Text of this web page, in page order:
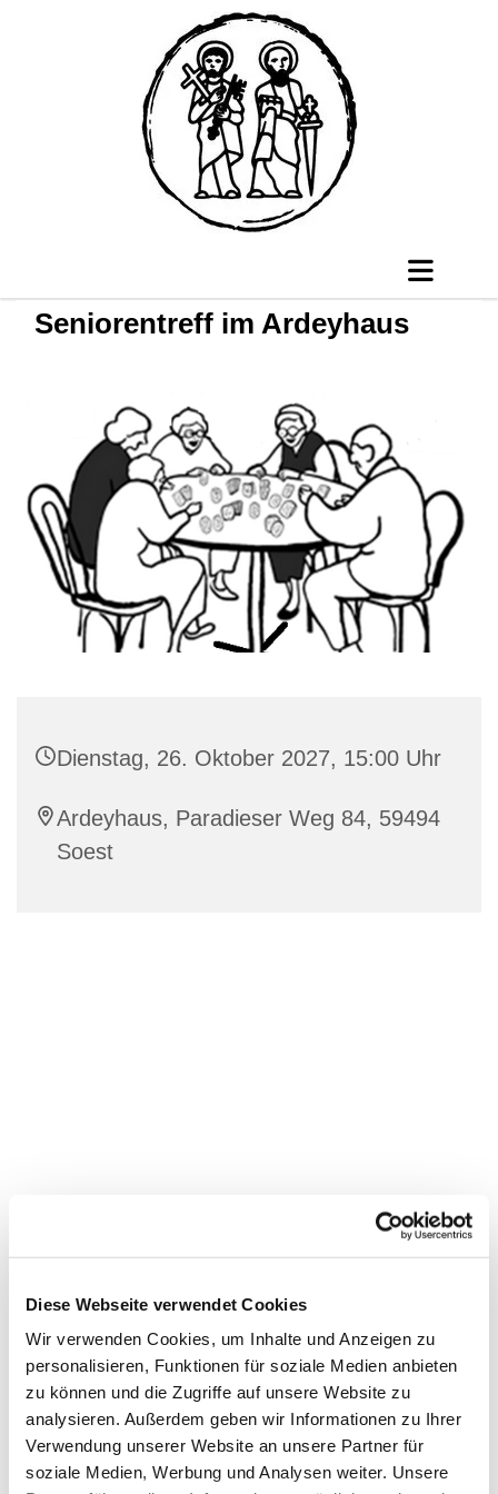
Diese Webseite verwendet Cookies
Wir verwenden Cookies, um Inhalte und Anzeigen zu
personalisieren, Funktionen für soziale Medien anbieten
zu können und die Zugriffe auf unsere Website zu
analysieren. Außerdem geben wir Informationen zu Ihrer
Verwendung unserer Website an unsere Partner für
soziale Medien, Werbung und Analysen weiter. Unsere
Seniorentreff im Ardeyhaus
Dienstag, 26. Oktober 2027, 15:00 Uhr
Ardeyhaus, Paradieser Weg 84, 59494
Soest
Dies könnte Sie auch
interessieren